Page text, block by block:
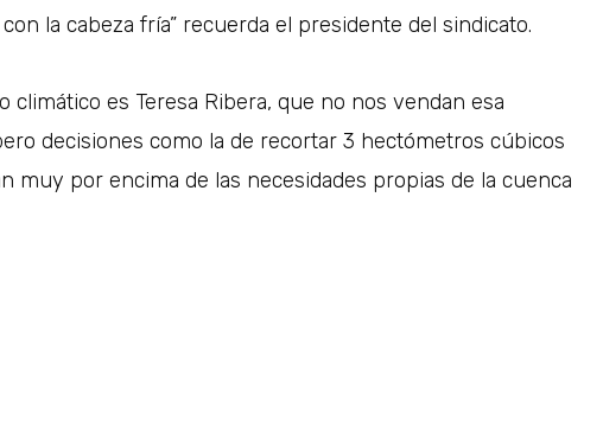
la cabeza fría” recuerda el presidente del sindicato.
climático es Teresa Ribera, que no nos vendan esa
decisiones como la de recortar 3 hectómetros cúbicos
muy por encima de las necesidades propias de la cuenca